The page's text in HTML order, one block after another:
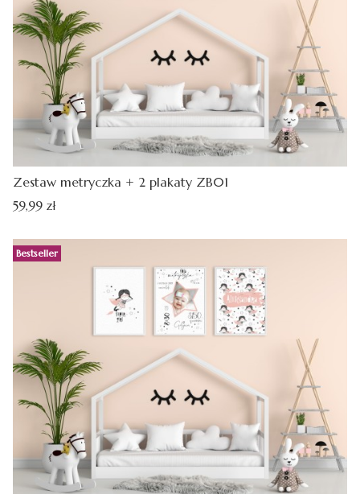
Zestaw metryczka + 2 plakaty ZB01
Cena
59,99 zł
Bestseller